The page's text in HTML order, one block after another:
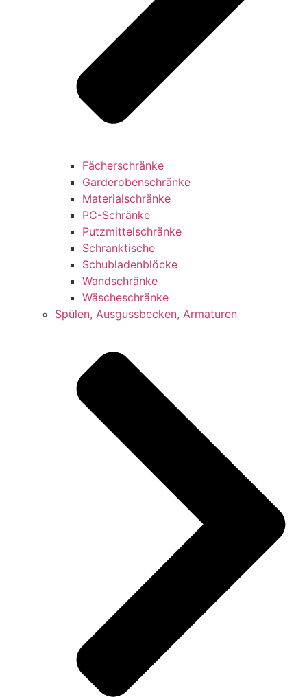
Fächerschränke
Garderobenschränke
Materialschränke
PC-Schränke
Putzmittelschränke
Schranktische
Schubladenblöcke
Wandschränke
Wäscheschränke
Spülen, Ausgussbecken, Armaturen